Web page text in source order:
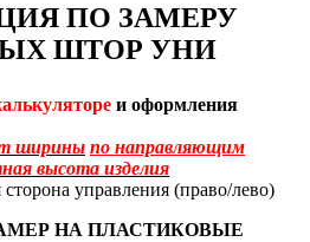
ПО ЗАМЕРУ
ШТОР УНИ
и оформления
ширины по направляющим
высота изделия
управления (право/лево)
НА ПЛАСТИКОВЫЕ